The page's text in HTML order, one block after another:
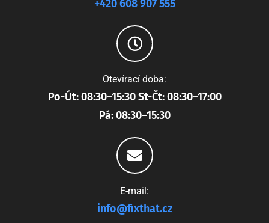
+420 608 907 555
Otevírací doba:
Po-Út: 08:30–15:30 St-Čt: 08:30–17:00
Pá: 08:30–15:30
E-mail:
info@fixthat.cz